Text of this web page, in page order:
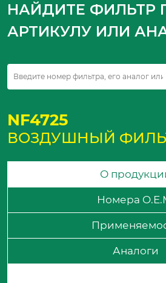
НАЙДИТЕ ФИЛЬТР
АРТИКУЛУ ИЛИ
NF4725
ВОЗДУШНЫЙ
О
Номера
Аналоги